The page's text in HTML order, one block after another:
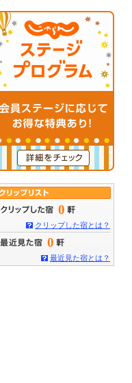
0
クリップした宿とは？
0
最近見た宿とは？